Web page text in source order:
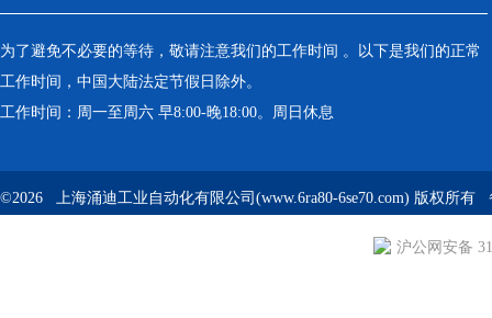
为了避免不必要的等待，敬请注意我们的工作时间 。以下是我们的正常
工作时间，中国大陆法定节假日除外。
工作时间：周一至周六 早8:00-晚18:00。周日休息
©2026 上海涌迪工业自动化有限公司(www.6ra80-6se70.com) 版权所有
沪公网安备